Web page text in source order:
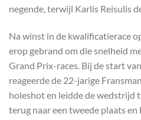
negende, terwijl Karlis Reisulis
Na winst in de kwalificatierace
erop gebrand om die snelheid
Grand Prix-races. Bij de start
reageerde de 22-jarige
holeshot en leidde de wedstrijd
terug naar een tweede plaats